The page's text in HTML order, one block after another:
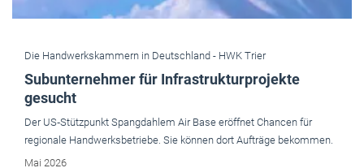
Die Handwerkskammern in Deutschland - HWK Trier
Subunternehmer für Infrastrukturprojekte
gesucht
Der US‑Stützpunkt Spangdahlem Air Base eröffnet Chancen für
regionale Handwerksbetriebe. Sie können dort Aufträge bekommen.
Mai 2026